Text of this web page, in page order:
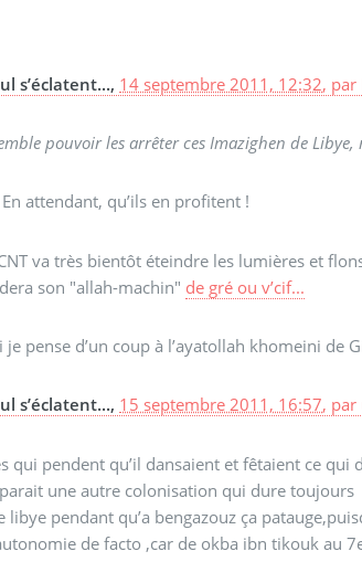
s’éclatent..., 14 septembre 2011, 12:32, par
pouvoir les arrêter ces Imazighen de
attendant, qu’ils en profitent !
va très bientôt éteindre les lumières et
son "allah-machin" de gré ou v’cif...
pense d’un coup à l’ayatollah khomeini de
s’éclatent..., 15 septembre 2011, 16:57, par
qui pendent qu’il dansaient et fêtaient ce
une autre colonisation qui dure toujours
libye pendant qu’a bengazouz ça
de facto ,car de okba ibn tikouk au